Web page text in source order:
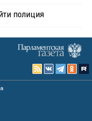
полиция